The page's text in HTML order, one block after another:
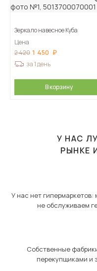
Зеркало навесное Куба
Цена
2 420 1 450
за 1 день
В корзину
У НАС
РЫНКЕ
У нас нет
не обслуживаем
Собственные
перекупщиками и